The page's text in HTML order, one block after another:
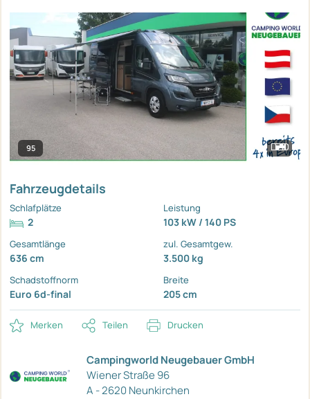
95
Fahrzeugdetails
Schlafplätze
2
Leistung
103 kW / 140 PS
Gesamtlänge
636 cm
zul. Gesamtgew.
3.500 kg
Schadstoffnorm
Euro 6d-final
Breite
205 cm
Merken Teilen Drucken
Campingworld Neugebauer GmbH
Wiener Straße 96
A - 2620 Neunkirchen